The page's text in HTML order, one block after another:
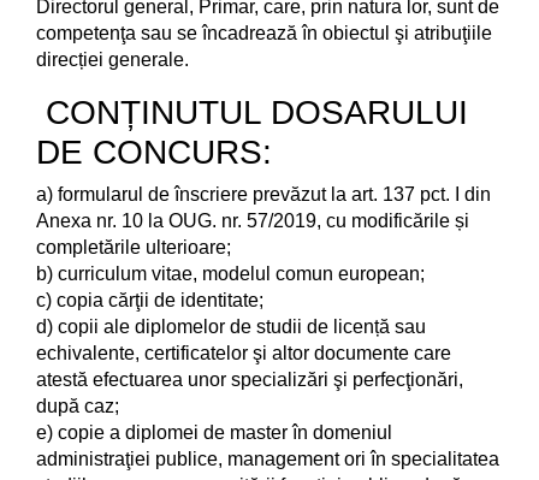
Directorul general, Primar, care, prin natura lor, sunt de
competenţa sau se încadrează în obiectul şi atribuţiile
direcției generale.
CONȚINUTUL DOSARULUI
DE CONCURS:
a) formularul de înscriere prevăzut la art. 137 pct. I din
Anexa nr. 10 la OUG. nr. 57/2019, cu modificările și
completările ulterioare;
b) curriculum vitae, modelul comun european;
c) copia cărţii de identitate;
d) copii ale diplomelor de studii de licență sau
echivalente, certificatelor şi altor documente care
atestă efectuarea unor specializări şi perfecţionări,
după caz;
e) copie a diplomei de master în domeniul
administraţiei publice, management ori în specialitatea